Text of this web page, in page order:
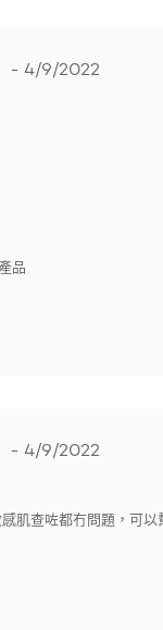
- 4/9/2022
品
- 4/9/2022
肌查咗都冇問題，可